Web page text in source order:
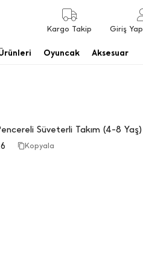
Kargo Takip Giriş Yap
Oyuncak Aksesuar
Süveterli Takım (4-8 Yaş)
Kopyala